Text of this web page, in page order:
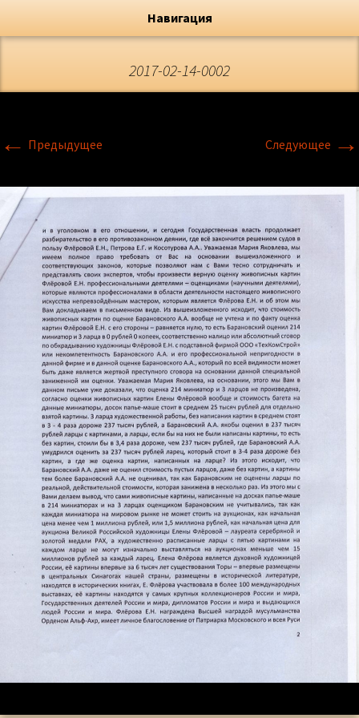
Флёрова Елена Николаевна
Художник, Официальный сайт
Навигация
2017-02-14-0002
← Предыдущее Следующее →